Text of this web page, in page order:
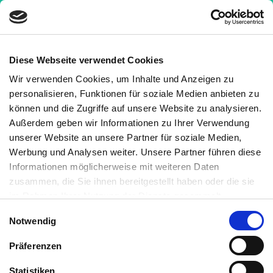
Diese Webseite verwendet Cookies
Wir verwenden Cookies, um Inhalte und Anzeigen zu
personalisieren, Funktionen für soziale Medien anbieten zu
können und die Zugriffe auf unsere Website zu analysieren.
Außerdem geben wir Informationen zu Ihrer Verwendung
unserer Website an unsere Partner für soziale Medien,
Werbung und Analysen weiter. Unsere Partner führen diese
Informationen möglicherweise mit weiteren Daten
zusammen, die Sie ihnen bereitgestellt haben oder die sie
haben. Sie können jederzeit die Cookie-Einstellungen
widerrufen oder ändern:
. Es befindet
sich auch ein Link in der Fußzeile zu den Einstellungen der
Cookies um diese jederzeit widerrufen oder ändern zu
können.
Notwendig
Präferenzen
Statistiken
Krankheiten »Warum nimmt man bei Hashimoto
zu?
Warum nimmt man bei
Hashimoto zu?
Medizinisch geprüft